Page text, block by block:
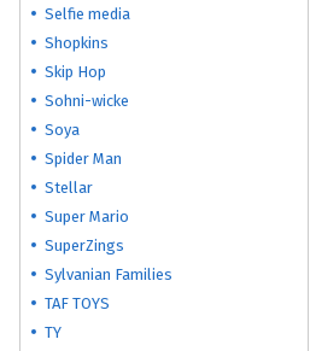
Selfie media
Shopkins
Skip Hop
Sohni-wicke
Soya
Spider Man
Stellar
Super Mario
SuperZings
Sylvanian Families
TAF TOYS
TY